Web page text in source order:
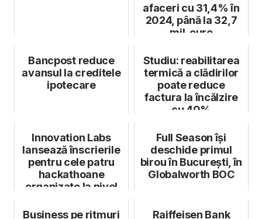
afaceri cu 31,4% în
2024, până la 32,7
mil. euro
Bancpost reduce
avansul la creditele
ipotecare
Studiu: reabilitarea
termică a clădirilor
poate reduce
factura la încălzire
cu 40%
Innovation Labs
lansează înscrierile
pentru cele patru
hackathoane
organizate la nivel
Full Season își
deschide primul
birou în București, în
Globalworth BOC
Business pe ritmuri
Raiffeisen Bank